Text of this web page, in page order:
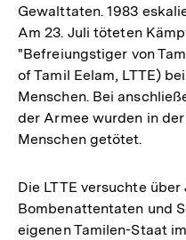
Gewalttaten. 1983
Am 23. Juli töteten
"Befreiungstiger von
of Tamil Eelam, LTTE)
Menschen. Bei
der Armee wurden in
Menschen getötet.
Die LTTE versuchte
Bombenattentaten und
eigenen Tamilen-Staat